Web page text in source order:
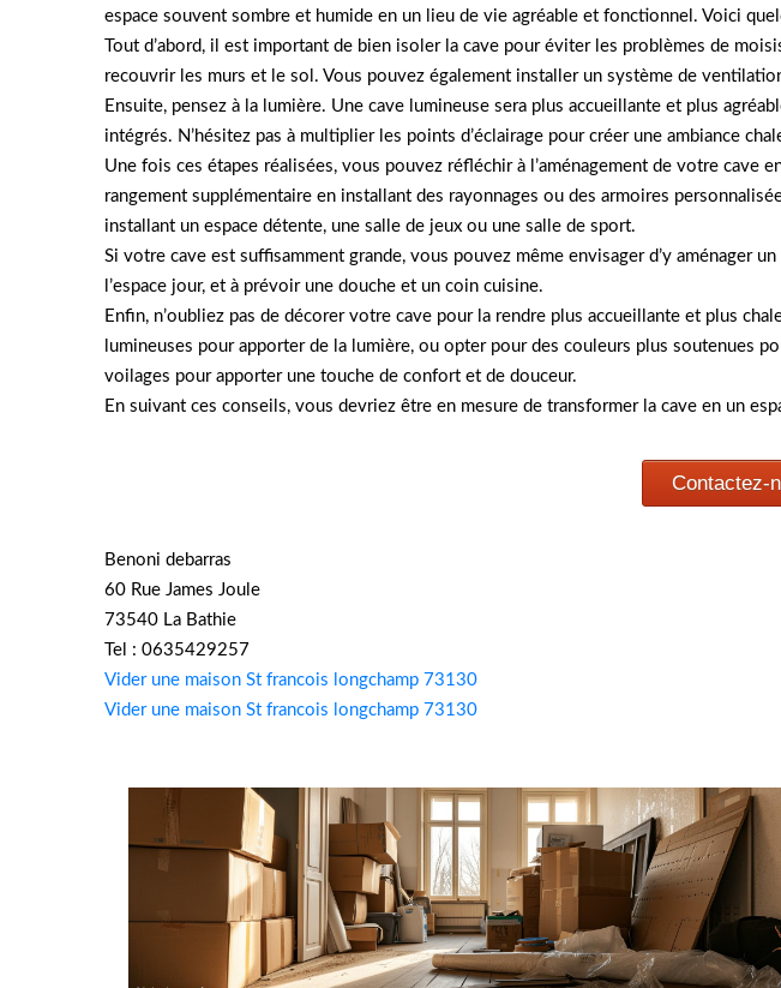
espace souvent sombre et humide en un lieu de vie agréable et fonctionnel. Voici
Tout d’abord, il est important de bien isoler la cave pour éviter les problèmes de
recouvrir les murs et le sol. Vous pouvez également installer un système de
Ensuite, pensez à la lumière. Une cave lumineuse sera plus accueillante et plus
intégrés. N’hésitez pas à multiplier les points d’éclairage pour créer une ambiance
Une fois ces étapes réalisées, vous pouvez réfléchir à l’aménagement de votre
rangement supplémentaire en installant des rayonnages ou des armoires
installant un espace détente, une salle de jeux ou une salle de sport.
Si votre cave est suffisamment grande, vous pouvez même envisager d’y aménager
l’espace jour, et à prévoir une douche et un coin cuisine.
Enfin, n’oubliez pas de décorer votre cave pour la rendre plus accueillante et plus
lumineuses pour apporter de la lumière, ou opter pour des couleurs plus soutenues
voilages pour apporter une touche de confort et de douceur.
En suivant ces conseils, vous devriez être en mesure de transformer la cave en un
Contactez-
Benoni debarras
60 Rue James Joule
73540 La Bathie
Tel : 0635429257
Vider une maison St francois longchamp 73130
Vider une maison St francois longchamp 73130